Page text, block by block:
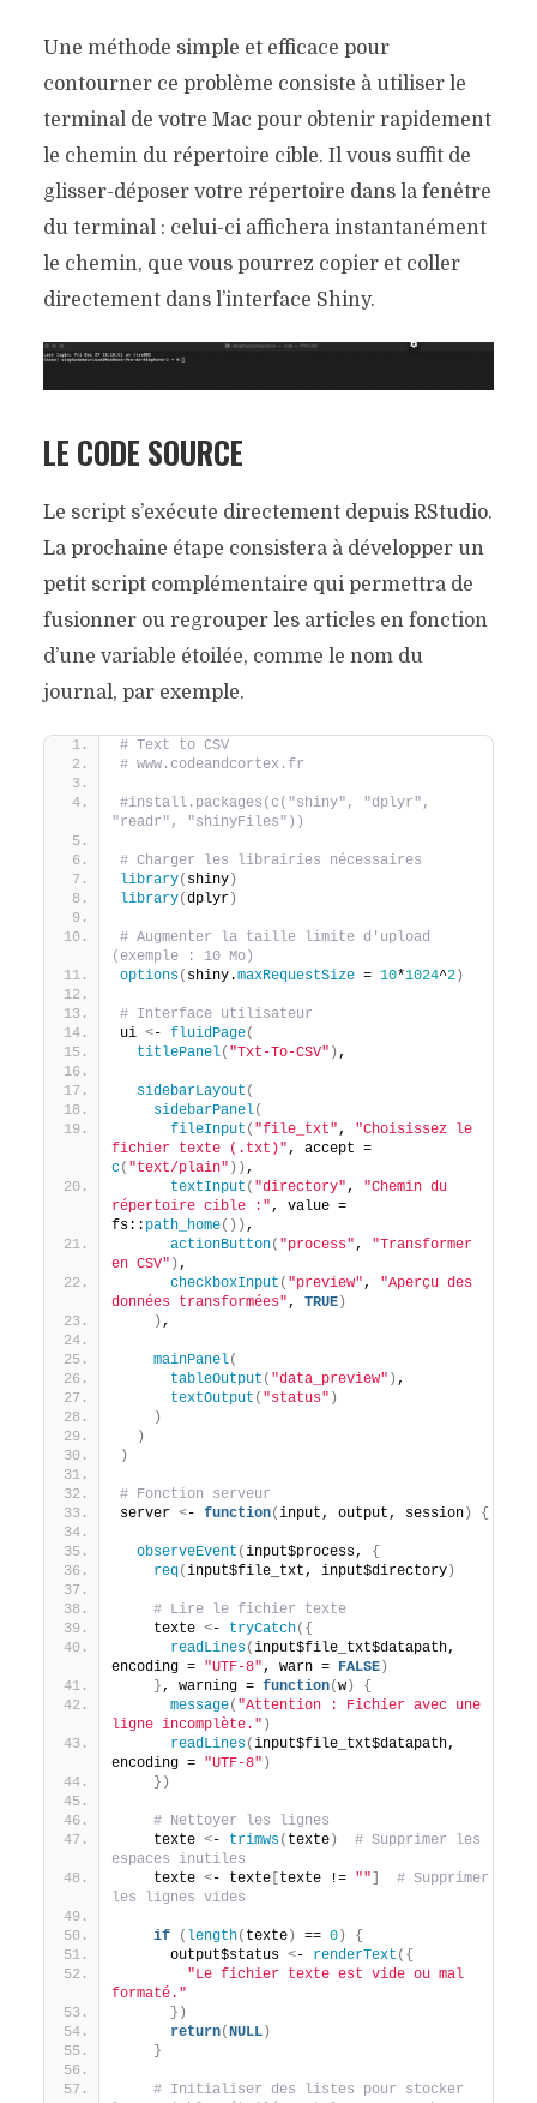
Une méthode simple et efficace pour
contourner ce problème consiste à utiliser le
terminal de votre Mac pour obtenir rapidement
le chemin du répertoire cible. Il vous suffit de
glisser-déposer votre répertoire dans la fenêtre
du terminal : celui-ci affichera instantanément
le chemin, que vous pourrez copier et coller
directement dans l’interface Shiny.
LE CODE SOURCE
Le script s’exécute directement depuis RStudio.
La prochaine étape consistera à développer un
petit script complémentaire qui permettra de
fusionner ou regrouper les articles en fonction
d’une variable étoilée, comme le nom du
journal, par exemple.
# Text to CSV
# www.codeandcortex.fr
#install.packages(c("shiny", "dplyr",
"readr", "shinyFiles"))
# Charger les librairies nécessaires
library( shiny)
library(dplyr)
# Augmenter la taille limite d'upload
(exemple : 10 Mo)
options( shiny.maxRequestSize = 10*1024^2)
# Interface utilisateur
ui <- fluidPage(
titlePanel( "Txt-To-CSV" ) ,
sidebarLayout (
sidebarPanel(
fileInput ( "file_txt", "Choisissez le
fichier texte (.txt)"
, accept =
c( "text/plain" )) ,
textInput ( "directory", "Chemin du
répertoire cible :", value =
fs:: path_home()) ,
actionButton( "process", "Transformer
en CSV" ) ,
checkboxInput ( "preview", "Aperçu des
données transformées", TRUE)
) ,
mainPanel(
tableOutput ( "data_preview" ) ,
textOutput ( "status" )
)
)
)
# Fonction serveur
server <- function(input, output, session) {
observeEvent (input$process, {
req(input$file_txt, input$directory)
# Lire le fichier texte
    texte
<- tryCatch({
readLines(input$file_txt$datapath,
encoding = "UTF-8", warn = FALSE)
}, warning = function(w)
{
message( "Attention : Fichier avec une
ligne incomplète." )
readLines(input$file_txt$datapath,
encoding = "UTF-8" )
})
# Nettoyer les lignes
    texte
<- trimws( texte)
# Supprimer les
espaces inutiles
    texte
<- texte[ texte != ""
# Supprimer
les lignes vides
if ( length( texte) == 0)
{
      output$status
<- renderText ({
"Le fichier texte est vide ou mal
formaté."
})
return(NULL)
}
# Initialiser des listes pour stocker